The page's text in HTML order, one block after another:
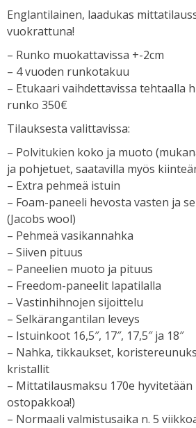
Englantilainen, laadukas
vuokrattuna!
– Runko muokattavissa +-2cm
– 4 vuoden runkotakuu
– Etukaari vaihdettavissa tehtaalla
runko 350€
Tilauksesta valittavissa:
– Polvitukien koko ja muoto
ja pohjetuet, saatavilla myös
– Extra pehmeä istuin
– Foam-paneeli hevosta vasten ja
(Jacobs wool)
– Pehmeä vasikannahka
– Siiven pituus
– Paneelien muoto ja pituus
– Freedom-paneelit lapatilalla
– Vastinhihnojen sijoittelu
– Selkärangantilan leveys
– Istuinkoot 16,5″, 17″, 17,5″ ja 18″
– Nahka, tikkaukset,
kristallit
– Mittatilausmaksu 170e hyvitetään
ostopakkoa!)
– Normaali valmistusaika n. 5